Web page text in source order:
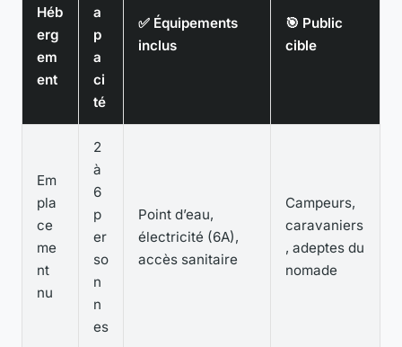
Héb
erg
em
ent
a
p
a
ci
té
✅ Équipements
inclus
🎯 Public
cible
Em
pla
ce
me
nt
nu
2
à
6
p
er
so
n
n
es
Point d’eau,
électricité (6A),
accès sanitaire
Campeurs,
caravaniers
, adeptes du
nomade